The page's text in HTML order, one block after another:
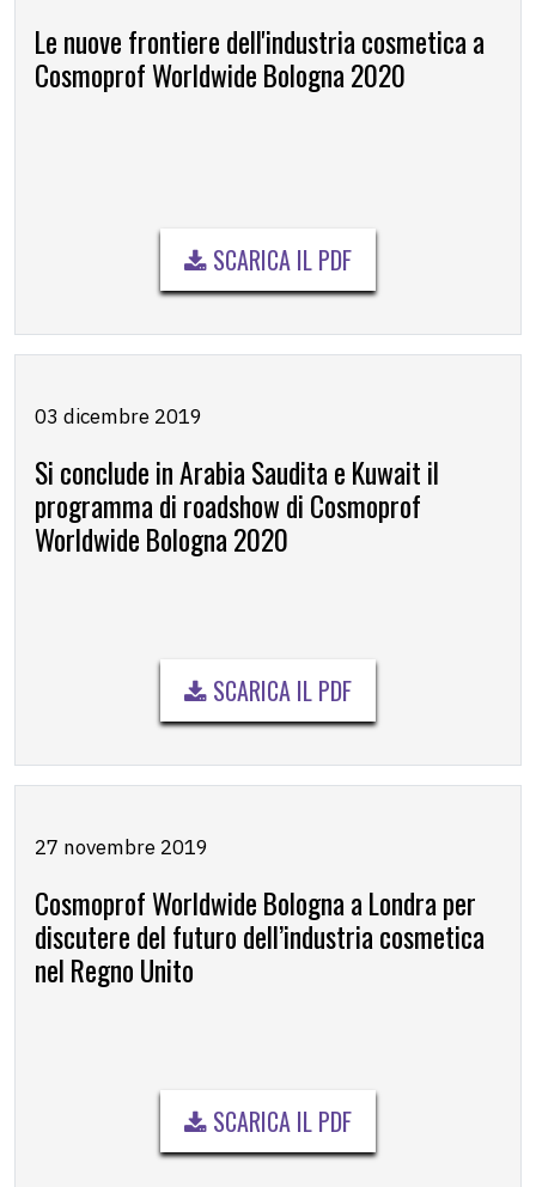
Le nuove frontiere dell'industria cosmetica a
Cosmoprof Worldwide Bologna 2020
SCARICA IL PDF
03 dicembre 2019
Si conclude in Arabia Saudita e Kuwait il
programma di roadshow di Cosmoprof
Worldwide Bologna 2020
SCARICA IL PDF
27 novembre 2019
Cosmoprof Worldwide Bologna a Londra per
discutere del futuro dell’industria cosmetica
nel Regno Unito
SCARICA IL PDF